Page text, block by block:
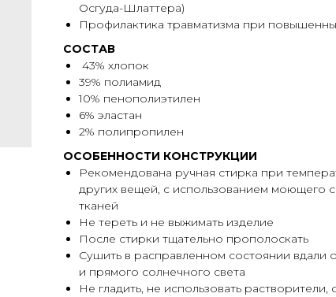
Осгуда-Шлаттера)
Профилактика травматизма при
СОСТАВ
43% хлопок
39% полиамид
10% пенополиэтилен
6% эластан
2% полипропилен
ОСОБЕННОСТИ КОНСТРУКЦИИ
Рекомендована ручная стирка при
других вещей, с использованием моющего
тканей
Не тереть и не выжимать изделие
После стирки тщательно прополоскать
Сушить в расправленном состоянии вдали
и прямого солнечного света
Не гладить, не использовать